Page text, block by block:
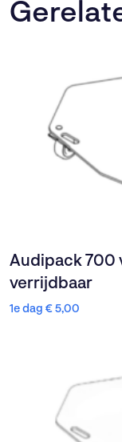
Audipack 700
verrijdbaar
1e dag €5,00